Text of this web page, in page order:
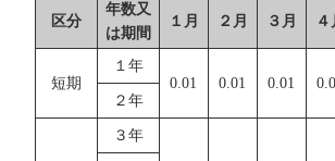
区分
年数又
は期間
１月 ２月 ３月 ４
短期
１年
0.01
0.01 0.01
２年
３年